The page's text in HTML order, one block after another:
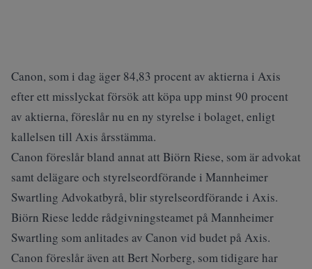
Canon, som i dag äger 84,83 procent av aktierna i Axis
efter ett misslyckat försök att köpa upp minst 90 procent
av aktierna, föreslår nu en ny styrelse i bolaget, enligt
kallelsen till Axis årsstämma.
Canon föreslår bland annat att Biörn Riese, som är advokat
samt delägare och styrelseordförande i Mannheimer
Swartling Advokatbyrå, blir styrelseordförande i Axis.
Biörn Riese ledde rådgivningsteamet på Mannheimer
Swartling som anlitades av Canon vid budet på Axis.
Canon föreslår även att Bert Norberg, som tidigare har